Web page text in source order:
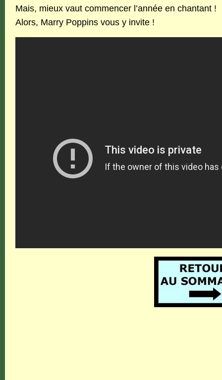
Mais, mieux vaut commencer l’année en chantant !
Alors, Marry Poppins vous y invite !